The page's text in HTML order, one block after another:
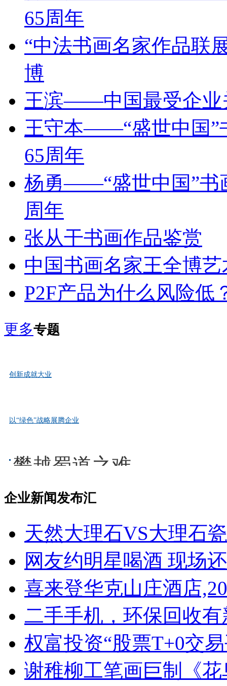
65周年
“中法书画名家作品
博
王滨——中国最受企业
王守本——“盛世中国”
65周年
杨勇——“盛世中国”书
周年
张从干书画作品鉴赏
中国书画名家王全博
P2F产品为什么风险低
更多专题
创新成就大业
以“绿色”战略展腾企业
攀越蜀道之难
企业新闻发布汇
天然大理石VS大理石
网友约明星喝酒 现场
喜来登华克山庄酒店
二手手机，环保回收
权富投资“股票T+0交
谢稚柳工笔画巨制《